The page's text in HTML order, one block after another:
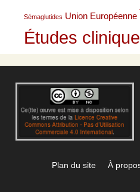
Sémaglutides Union Européenne
Études
Plan du site À